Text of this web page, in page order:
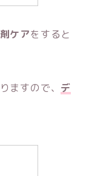
ケアをすると
ますので、 デ